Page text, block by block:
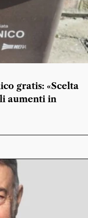
gratis: «Scelta
aumenti in